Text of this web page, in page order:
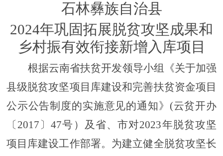
石林彝族自治县
2024年巩固拓展脱贫攻坚成果和
乡村振有效衔接新增入库项目
根据云南省扶贫开发领导小组《关于加强
县级脱贫攻坚项目库建设和完善扶贫资金项目
公示公告制度的实施意见的通知》 (云贫开办
〔2017〕47号）及省、市对2023年脱贫攻坚
项目库建设工作部署。为建立健全脱贫攻坚长